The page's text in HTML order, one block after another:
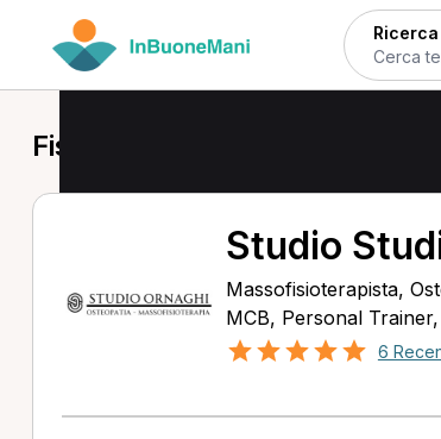
Ricerca
Fisioterapista a Cologno
Studio
Massofisioterapista,
MCB, Personal
6